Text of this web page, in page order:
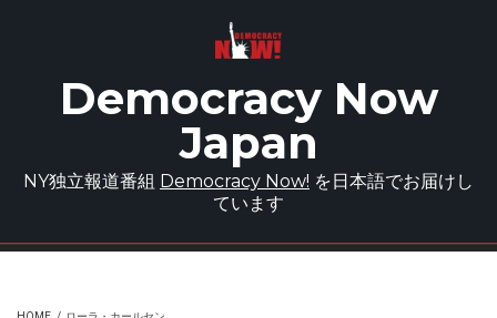
Democracy Now
Japan
NY独立報道番組 Democracy Now! を日本語でお届けし
ています